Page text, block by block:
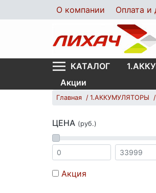
О компании Оплата и
КАТАЛОГ
Акции
Главная 1.АККУМУЛЯТОРЫ
ЦЕНА (руб.)
Акция